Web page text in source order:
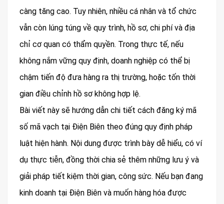
càng tăng cao. Tuy nhiên, nhiều cá nhân và tổ chức
vẫn còn lúng túng về quy trình, hồ sơ, chi phí và địa
chỉ cơ quan có thẩm quyền. Trong thực tế, nếu
không nắm vững quy định, doanh nghiệp có thể bị
chậm tiến độ đưa hàng ra thị trường, hoặc tốn thời
gian điều chỉnh hồ sơ không hợp lệ.
Bài viết này sẽ hướng dẫn chi tiết cách đăng ký mã
số mã vạch tại Điện Biên theo đúng quy định pháp
luật hiện hành. Nội dung được trình bày dễ hiểu, có ví
dụ thực tiễn, đồng thời chia sẻ thêm những lưu ý và
giải pháp tiết kiệm thời gian, công sức. Nếu bạn đang
kinh doanh tại Điện Biên và muốn hàng hóa được